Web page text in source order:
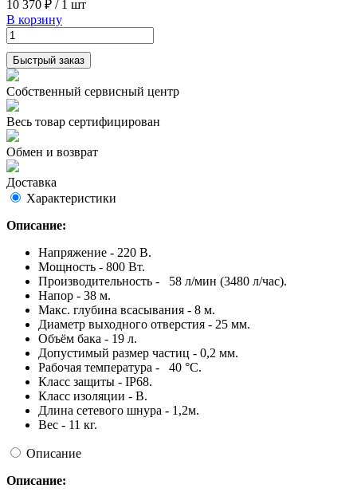
10 370 ₽ / 1 шт
В корзину
Быстрый заказ
Собственный сервисный центр
Весь товар сертифицирован
Обмен и возврат
Доставка
Характеристики
Описание:
Напряжение - 220 В.
Мощность - 800 Вт.
Производительность - 58 л/мин (3480 л/час).
Напор - 38 м.
Макс. глубина всасывания - 8 м.
Диаметр выходного отверстия - 25 мм.
Объём бака - 19 л.
Допустимый размер частиц - 0,2 мм.
Рабочая температура - 40 °C.
Класс защиты - IP68.
Класс изоляции - B.
Длина сетевого шнура - 1,2м.
Вес - 11 кг.
Описание
Описание: